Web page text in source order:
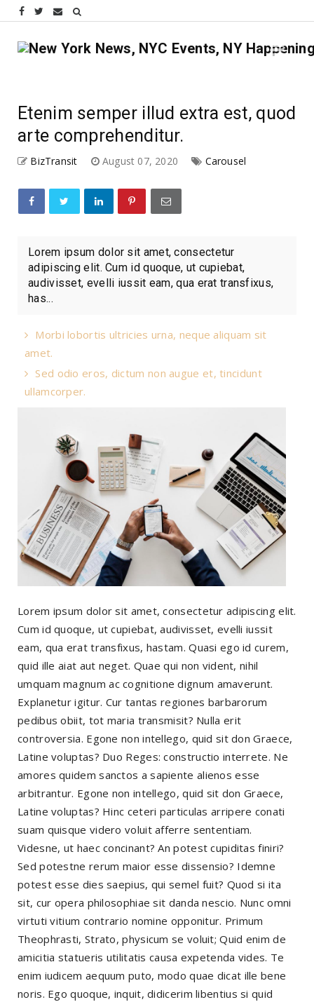
Etenim semper illud extra est, quod
arte comprehenditur.
BizTransit August 07, 2020 Carousel
Lorem ipsum dolor sit amet, consectetur
adipiscing elit. Cum id quoque, ut cupiebat,
audivisset, evelli iussit eam, qua erat transfixus,
has...
Morbi lobortis ultricies urna, neque aliquam sit
amet.
Sed odio eros, dictum non augue et, tincidunt
ullamcorper.
Lorem ipsum dolor sit amet, consectetur adipiscing elit.
Cum id quoque, ut cupiebat, audivisset, evelli iussit
eam, qua erat transfixus, hastam. Quasi ego id curem,
quid ille aiat aut neget. Quae qui non vident, nihil
umquam magnum ac cognitione dignum amaverunt.
Explanetur igitur. Cur tantas regiones barbarorum
pedibus obiit, tot maria transmisit? Nulla erit
controversia. Egone non intellego, quid sit don Graece,
Latine voluptas? Duo Reges: constructio interrete. Ne
amores quidem sanctos a sapiente alienos esse
arbitrantur. Egone non intellego, quid sit don Graece,
Latine voluptas? Hinc ceteri particulas arripere conati
suam quisque videro voluit afferre sententiam.
Videsne, ut haec concinant? An potest cupiditas finiri?
Sed potestne rerum maior esse dissensio? Idemne
potest esse dies saepius, qui semel fuit? Quod si ita
sit, cur opera philosophiae sit danda nescio. Nunc omni
virtuti vitium contrario nomine opponitur. Primum
Theophrasti, Strato, physicum se voluit; Quid enim de
amicitia statueris utilitatis causa expetenda vides. Te
enim iudicem aequum puto, modo quae dicat ille bene
noris. Ego quoque, inquit, didicerim libentius si quid